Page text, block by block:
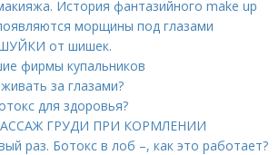
История фантазийного make up
морщины под глазами
от шишек.
фирмы купальников
за глазами?
для здоровья?
МАССАЖ ГРУДИ ПРИ КОРМЛЕНИИ
раз. Ботокс в лоб –, как это работает?